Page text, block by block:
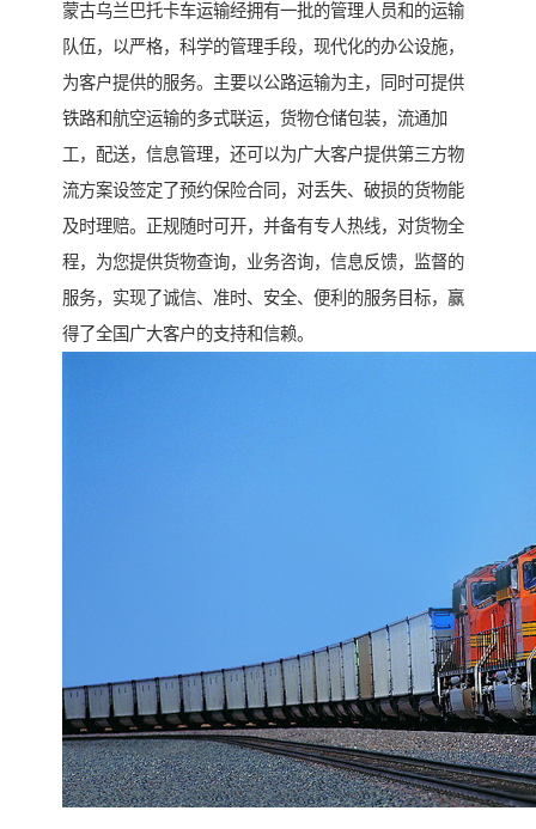
蒙古乌兰巴托卡车运输经拥有一批的管理人员和的运输
队伍，以严格，科学的管理手段，现代化的办公设施，
为客户提供的服务。主要以公路运输为主，同时可提供
铁路和航空运输的多式联运，货物仓储包装，流通加
工，配送，信息管理，还可以为广大客户提供第三方物
流方案设签定了预约保险合同，对丢失、破损的货物能
及时理赔。正规随时可开，并备有专人热线，对货物全
程，为您提供货物查询，业务咨询，信息反馈，监督的
服务，实现了诚信、准时、安全、便利的服务目标，赢
得了全国广大客户的支持和信赖。